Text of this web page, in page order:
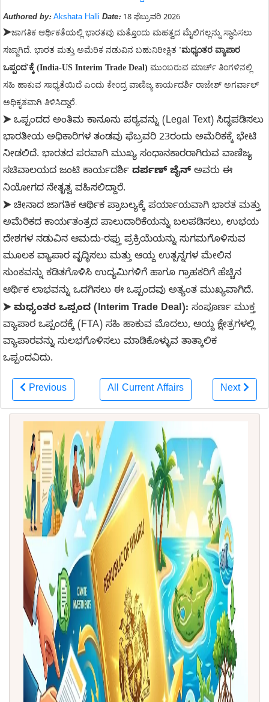
Authored by: Akshata Halli Date:18 ಫೆಬ್ರುವರಿ 2026
➤ಜಾಗತಿಕ ಆರ್ಥಿಕತೆಯಲ್ಲಿ ಭಾರತವು ಮತ್ತೊಂದು ಮಹತ್ವದ ಮೈಲಿಗಲ್ಲನ್ನು ಸ್ಥಾಪಿಸಲು
ಸಜ್ಜಾಗಿದೆ. ಭಾರತ ಮತ್ತು ಅಮೆರಿಕ ನಡುವಿನ ಬಹುನಿರೀಕ್ಷಿತ 'ಮಧ್ಯಂತರ ವ್ಯಾಪಾರ
ಒಪ್ಪಂದ'ಕ್ಕೆ (India-US Interim Trade Deal) ಮುಂಬರುವ ಮಾರ್ಚ್ ತಿಂಗಳಿನಲ್ಲಿ
ಸಹಿ ಹಾಕುವ ಸಾಧ್ಯತೆಯಿದೆ ಎಂದು ಕೇಂದ್ರ ವಾಣಿಜ್ಯ ಕಾರ್ಯದರ್ಶಿ ರಾಜೇಶ್ ಅಗರ್ವಾಲ್
ಅಧಿಕೃತವಾಗಿ ತಿಳಿಸಿದ್ದಾರೆ.
➤ ಒಪ್ಪಂದದ ಅಂತಿಮ ಕಾನೂನು ಪಠ್ಯವನ್ನು (Legal Text) ಸಿದ್ಧಪಡಿಸಲು
ಭಾರತೀಯ ಅಧಿಕಾರಿಗಳ ತಂಡವು ಫೆಬ್ರವರಿ 23ರಂದು ಅಮೆರಿಕಕ್ಕೆ ಭೇಟಿ
ನೀಡಲಿದೆ. ಭಾರತದ ಪರವಾಗಿ ಮುಖ್ಯ ಸಂಧಾನಕಾರರಾಗಿರುವ ವಾಣಿಜ್ಯ
ಸಚಿವಾಲಯದ ಜಂಟಿ ಕಾರ್ಯದರ್ಶಿ ದರ್ಪಣ್ ಜೈನ್ ಅವರು ಈ
ನಿಯೋಗದ ನೇತೃತ್ವ ವಹಿಸಲಿದ್ದಾರೆ.
➤ ಚೀನಾದ ಜಾಗತಿಕ ಆರ್ಥಿಕ ಪ್ರಾಬಲ್ಯಕ್ಕೆ ಪರ್ಯಾಯವಾಗಿ ಭಾರತ ಮತ್ತು
ಅಮೆರಿಕದ ಕಾರ್ಯತಂತ್ರದ ಪಾಲುದಾರಿಕೆಯನ್ನು ಬಲಪಡಿಸಲು, ಉಭಯ
ದೇಶಗಳ ನಡುವಿನ ಆಮದು-ರಫ್ತು ಪ್ರಕ್ರಿಯೆಯನ್ನು ಸುಗಮಗೊಳಿಸುವ
ಮೂಲಕ ವ್ಯಾಪಾರ ವೃದ್ಧಿಸಲು ಮತ್ತು ಆಯ್ದ ಉತ್ಪನ್ನಗಳ ಮೇಲಿನ
ಸುಂಕವನ್ನು ಕಡಿತಗೊಳಿಸಿ ಉದ್ಯಮಿಗಳಿಗೆ ಹಾಗೂ ಗ್ರಾಹಕರಿಗೆ ಹೆಚ್ಚಿನ
ಆರ್ಥಿಕ ಲಾಭವನ್ನು ಒದಗಿಸಲು ಈ ಒಪ್ಪಂದವು ಅತ್ಯಂತ ಮುಖ್ಯವಾಗಿದೆ.
➤ ಮಧ್ಯಂತರ ಒಪ್ಪಂದ (Interim Trade Deal): ಸಂಪೂರ್ಣ ಮುಕ್ತ
ವ್ಯಾಪಾರ ಒಪ್ಪಂದಕ್ಕೆ (FTA) ಸಹಿ ಹಾಕುವ ಮೊದಲು, ಆಯ್ದ ಕ್ಷೇತ್ರಗಳಲ್ಲಿ
ವ್ಯಾಪಾರವನ್ನು ಸುಲಭಗೊಳಿಸಲು ಮಾಡಿಕೊಳ್ಳುವ ತಾತ್ಕಾಲಿಕ
ಒಪ್ಪಂದವಿದು.
Previous All Current Affairs Next